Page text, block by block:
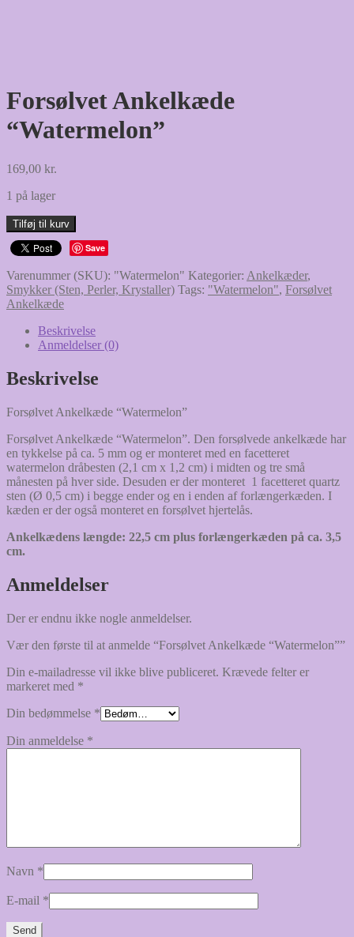
Forsølvet Ankelkæde
“Watermelon”
169,00 kr.
1 på lager
Forsølvet
Ankelkæde
"Watermelon"
Tilføj til kurv
Save
Varenummer (SKU): "Watermelon" Kategorier: Ankelkæder,
Smykker (Sten, Perler, Krystaller) Tags: "Watermelon", Forsølvet
Ankelkæde
Beskrivelse
Anmeldelser (0)
Beskrivelse
Forsølvet Ankelkæde “Watermelon”
Forsølvet Ankelkæde “Watermelon”. Den forsølvede ankelkæde har
en tykkelse på ca. 5 mm og er monteret med en facetteret
watermelon dråbesten (2,1 cm x 1,2 cm) i midten og tre små
månesten på hver side. Desuden er der monteret 1 facetteret quartz
sten (Ø 0,5 cm) i begge ender og en i enden af forlængerkæden. I
kæden er der også monteret en forsølvet hjertelås.
Ankelkædens længde: 22,5 cm plus forlængerkæden på ca. 3,5
cm.
Anmeldelser
Der er endnu ikke nogle anmeldelser.
Vær den første til at anmelde “Forsølvet Ankelkæde “Watermelon””
Din e-mailadresse vil ikke blive publiceret. Krævede felter er
markeret med *
Din bedømmelse *
Din anmeldelse *
Navn *
E-mail *